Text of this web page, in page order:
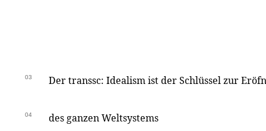
03 Der transsc: Idealism ist der Schlüssel zur
04 des ganzen Weltsystems